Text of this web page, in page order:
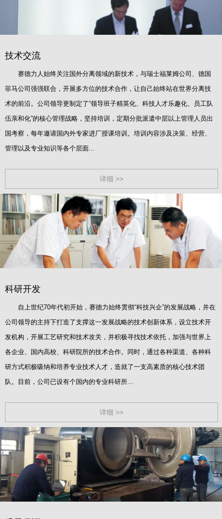
技术交流
赛德力人始终关注国外分离领域的新技术，与瑞士福莱姆公司、德国
菲马公司强强联合，开展多方位的技术合作，让自己始终站在世界分离技
术的前沿。公司领导更制定了“领导班子精英化、科技人才乐趣化、员工队
伍亲和化”的核心管理战略，坚持培训，定期分批派遣中层以上管理人员出
国考察，每年邀请国内外专家进厂授课培训。培训内容涉及决策、经营、
管理以及专业知识等各个层面...
详细 >>
科研开发
自上世纪70年代初开始，赛德力始终贯彻“科技兴企”的发展战略，并在
公司领导的主持下打造了支撑这一发展战略的技术创新体系，设立技术开
发机构，开展工艺研究和技术攻关，并积极寻找技术依托，加强与世界上
各企业、国内高校、科研院所的技术合作。同时，通过各种渠道、各种科
研方式积极吸纳和培养专业技术人才，造就了一支高素质的核心技术团
队。目前，公司已设有个国内的专业科研所...
详细 >>